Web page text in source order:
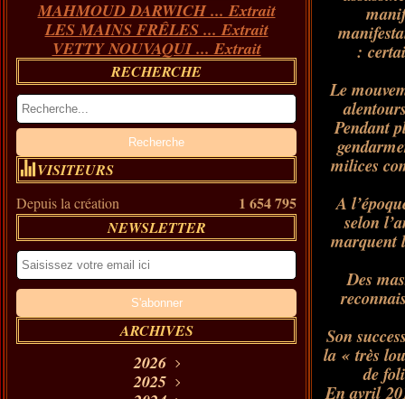
MAHMOUD DARWICH ... Extrait
LES MAINS FRÊLES ... Extrait
VETTY NOUVAQUI ... Extrait
RECHERCHE
VISITEURS
Depuis la création 1 654 795
NEWSLETTER
ARCHIVES
2026
Août(11)
2025
:
Le
Pendant
milices
A
selon
marquent
Des
Son
la « très
de
En avril